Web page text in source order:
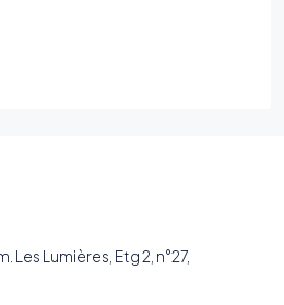
Les Lumières, Etg 2, n°27,